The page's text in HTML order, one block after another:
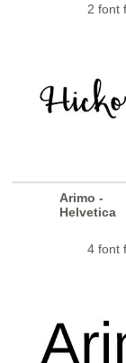
2 font
Arimo -
Helvetica
4 font